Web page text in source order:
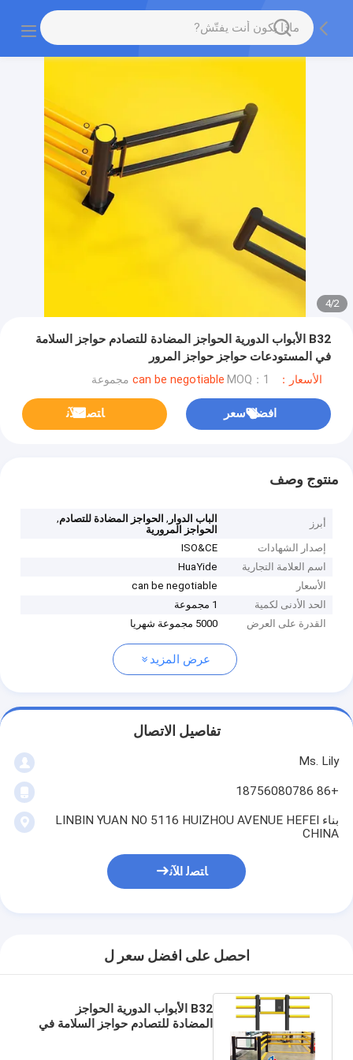
2
/
4
B32 الأبواب الدورية الحواجز المضادة للتصادم حواجز السلامة
في المستودعات حواجز حواجز المرور
الأسعار：can be negotiable MOQ：1 مجموعة
افضل سعر ﺎﺘﺼﻟ ﺍﻶﻧ
منتوج وصف
أبرز الباب الدوار , الحواجز المضادة للتصادم,
الحواجز المرورية
إصدار الشهادات
ISO&CE
اسم العلامة التجارية
HuaYide
الأسعار
can be negotiable
الحد الأدنى لكمية
1 مجموعة
القدرة على العرض
5000 مجموعة شهريا
عرض المزيد
تفاصيل الاتصال
Ms. Lily
+86 18756080786
بناء LINBIN YUAN NO 5116 HUIZHOU AVENUE HEFEI
CHINA
ﺎﺘﺼﻟ ﺍﻶﻧ
احصل على افضل سعر ل
B32 الأبواب الدورية الحواجز
المضادة للتصادم حواجز السلامة في